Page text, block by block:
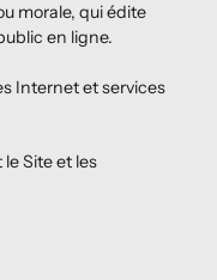
morale, qui édite
en ligne.
Internet et services
Site et les